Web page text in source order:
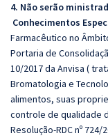
4. Não serão
Conhecimentos
Farmacêutico no
Portaria de
10/2017 da Anvisa (
Bromatologia e
alimentos, suas
controle de qualidade
Resolução-RDC nº